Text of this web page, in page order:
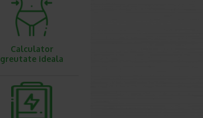
Calculator
greutate ideala